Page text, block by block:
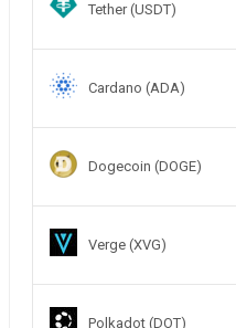
Tether (USDT)
Cardano (ADA)
Dogecoin (DOGE)
Verge (XVG)
Polkadot (DOT)